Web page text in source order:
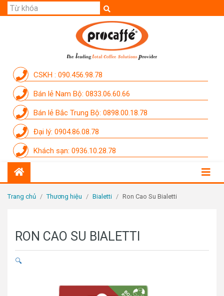
CSKH : 090.456.98.78
Bán lẻ Nam Bộ: 0833.06.60.66
Bán lẻ Bắc Trung Bộ: 0898.00.18.78
Đại lý: 0904.86.08.78
Khách sạn: 0936.10.28.78
DỊCH VỤ
CẨM NANG
THÀNH VIÊN PROCAFFE
KHUYẾN MÃI
SỰ KIỆN THƯƠNG HIỆU
LIÊN HỆ
Trang chủ / Thương hiệu / Bialetti / Ron Cao Su Bialetti
RON CAO SU BIALETTI
🔍